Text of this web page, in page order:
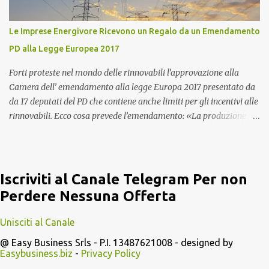
robotica. E' in programma da parte del Giappone di costruire una
base lunare robotica studiata per i robot. Attualmente non c'è
nessun paese al Mondo al di fuori del Giappone che potrebbe
realizzare una impresa simile. Purtroppo i fatti di cronaca di
Fukushima hanno impegnato e impegneranno in ...
Le Imprese Energivore Ricevono un Regalo da un Emendamento
PD alla Legge Europea 2017
Forti proteste nel mondo delle rinnovabili l’approvazione alla
Camera dell’ emendamento alla legge Europa 2017 presentato da
da 17 deputati del PD che contiene anche limiti per gli incentivi alle
rinnovabili. Ecco cosa prevede l’emendamento: «La produzione di
superiore a 5 MW elettrici per gli impianti eolici e a 1 MW elettrico
per le altre fonti rinnovabili, ha diritto a un incentivo stabilito sulla
base dei seguenti criteri: a) l’incentivo è diversificato per fonte e
per scaglioni di potenza, al fine di favorire la riduzione dei costi; b)
esercizio sulla base del comma 5; b) al comma 4, lettera c), le
parole: “a un contingente di potenza da installare per ciascuna
Iscriviti al Canale Telegram Per non
Perdere Nessuna Offerta
Unisciti al Canale
@ Easy Business Srls - P.I. 13487621008 - designed by
Easybusiness.biz - Privacy Policy